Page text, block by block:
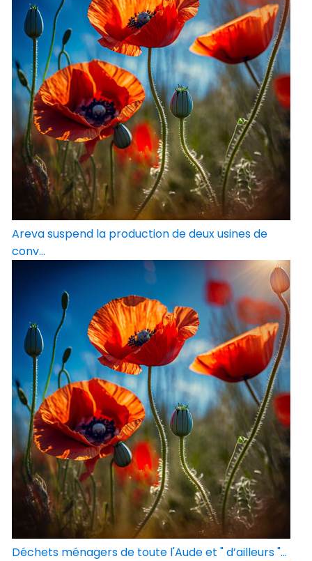
Areva suspend la production de deux usines de
conv...
Déchets ménagers de toute l'Aude et " d’ailleurs "...